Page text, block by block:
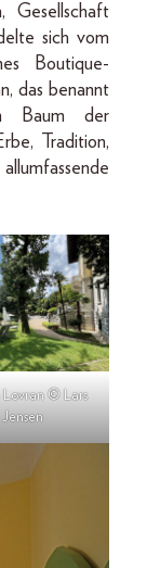
Gesellschaft
sich vom
Boutique-
das benannt
Baum der
Tradition,
Lovran © Lars
Jensen